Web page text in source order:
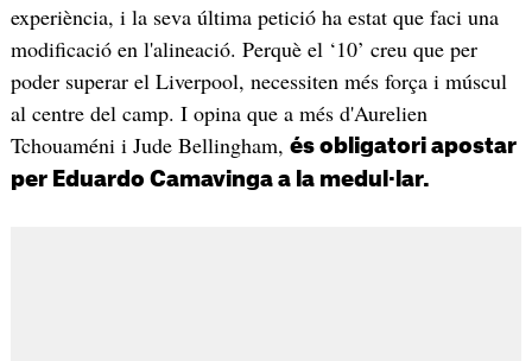
experiència, i la seva última petició ha estat que faci una
modificació en l'alineació. Perquè el ‘10’ creu que per
poder superar el Liverpool, necessiten més força i múscul
al centre del camp. I opina que a més d'Aurelien
Tchouaméni i Jude Bellingham, és obligatori apostar
per Eduardo Camavinga a la medul·lar.